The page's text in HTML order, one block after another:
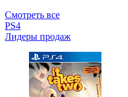
Смотреть все
PS4
Лидеры продаж